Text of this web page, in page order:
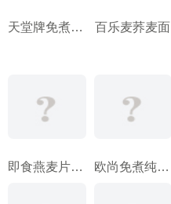
天堂牌免煮快熟燕麦片 百乐麦荞麦面
即食燕麦片、全麦、米 欧尚免煮纯燕麦片